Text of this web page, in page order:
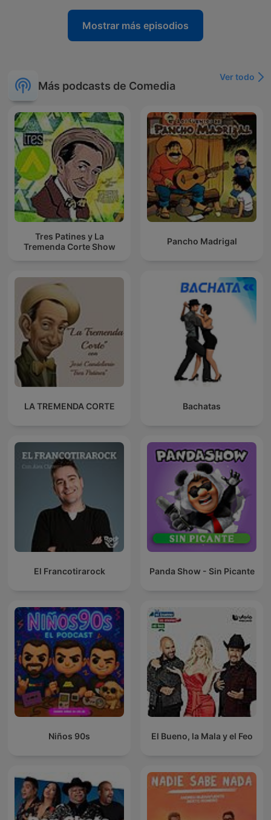
Mostrar más episodios
Más podcasts de Comedia
Ver todo
Tres Patines y La
Tremenda Corte Show
Pancho Madrigal
LA TREMENDA CORTE Bachatas
El Francotirarock Panda Show - Sin Picante
Niños 90s El Bueno, la Mala y el Feo